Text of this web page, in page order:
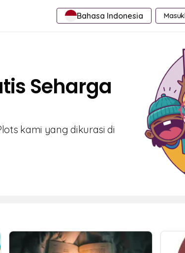
Bahasa Indonesia
Seharga
kami yang dikurasi di